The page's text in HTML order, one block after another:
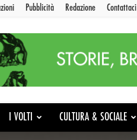
Pubblicità Redazione Contattaci
I VOLTI CULTURA & SOCIALE